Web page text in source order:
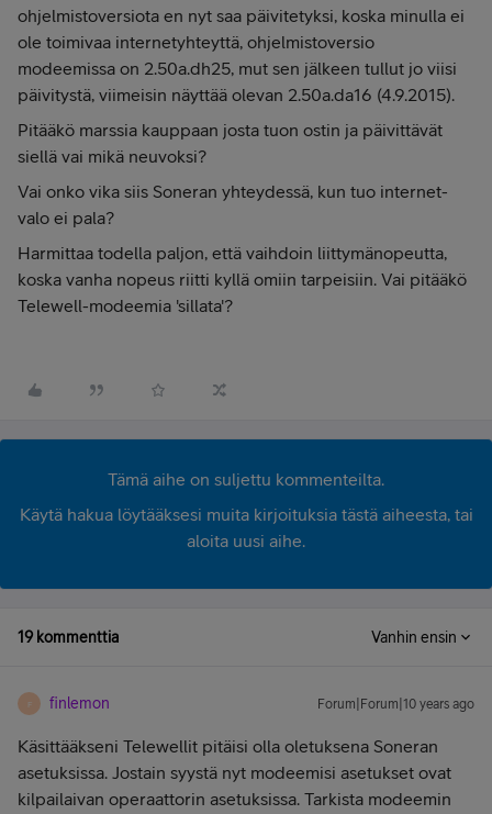
ohjelmistoversiota en nyt saa päivitetyksi, koska minulla ei
ole toimivaa internetyhteyttä, ohjelmistoversio
modeemissa on 2.50a.dh25, mut sen jälkeen tullut jo viisi
päivitystä, viimeisin näyttää olevan 2.50a.da16 (4.9.2015).
Pitääkö marssia kauppaan josta tuon ostin ja päivittävät
siellä vai mikä neuvoksi?
Vai onko vika siis Soneran yhteydessä, kun tuo internet-
valo ei pala?
Harmittaa todella paljon, että vaihdoin liittymänopeutta,
koska vanha nopeus riitti kyllä omiin tarpeisiin. Vai pitääkö
Telewell-modeemia 'sillata'?
Tämä aihe on suljettu kommenteilta.
Käytä hakua löytääksesi muita kirjoituksia tästä aiheesta, tai
aloita uusi aihe.
19 kommenttia Vanhin ensin
F finlemon Forum|Forum|10 years ago
Käsittääkseni Telewellit pitäisi olla oletuksena Soneran
asetuksissa. Jostain syystä nyt modeemisi asetukset ovat
kilpailaivan operaattorin asetuksissa. Tarkista modeemin